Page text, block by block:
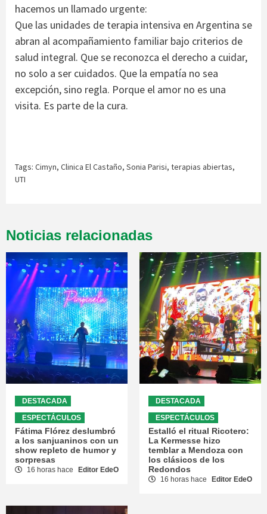
hacemos un llamado urgente:
Que las unidades de terapia intensiva en Argentina se
abran al acompañamiento familiar bajo criterios de
salud integral. Que se reconozca el derecho a cuidar,
no solo a ser cuidados. Que la empatía no sea
excepción, sino regla. Porque el amor no es una
visita. Es parte de la cura.
Tags: Cimyn, Clinica El Castaño, Sonia Parisi, terapias abiertas,
UTI
Noticias relacionadas
DESTACADA
ESPECTÁCULOS
Fátima Flórez deslumbró
a los sanjuaninos con un
show repleto de humor y
sorpresas
16 horas hace Editor EdeO
DESTACADA
ESPECTÁCULOS
Estalló el ritual Ricotero:
La Kermesse hizo
temblar a Mendoza con
los clásicos de los
Redondos
16 horas hace Editor EdeO